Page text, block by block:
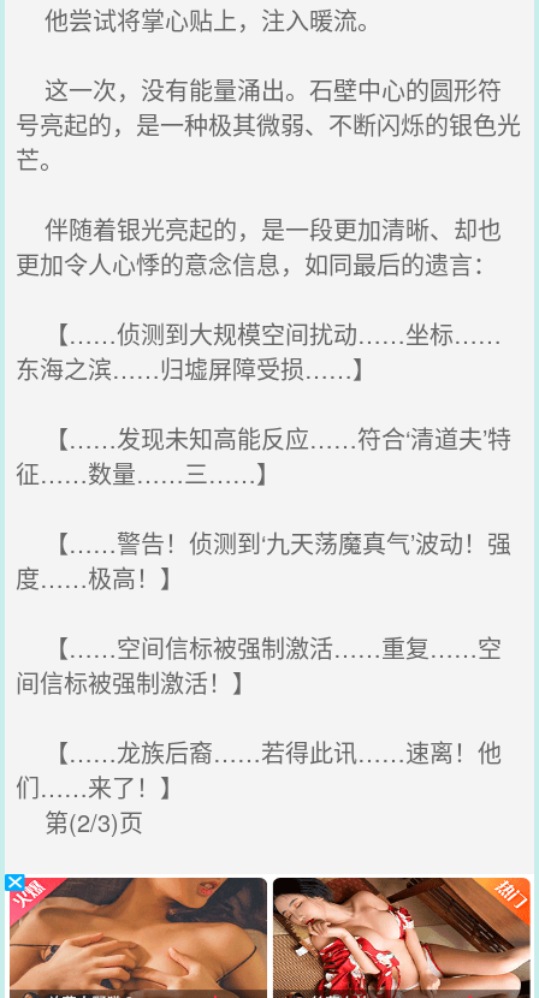
他尝试将掌心贴上，注入暖流。
这一次，没有能量涌出。石壁中心的圆形符
号亮起的，是一种极其微弱、不断闪烁的银色光
芒。
伴随着银光亮起的，是一段更加清晰、却也
更加令人心悸的意念信息，如同最后的遗言：
【……侦测到大规模空间扰动……坐标……
东海之滨……归墟屏障受损……】
【……发现未知高能反应……符合‘清道夫’特
征……数量……三……】
【……警告！侦测到‘九天荡魔真气’波动！强
度……极高！】
【……空间信标被强制激活……重复……空
间信标被强制激活！】
【……龙族后裔……若得此讯……速离！他
们……来了！】
第(2/3)页